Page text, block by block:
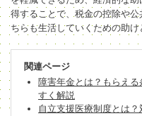
得することで、税金の控除や
ちらも生活していくための助
関連ページ
障害年金とは？もらえ
すく解説
自立支援医療制度とは